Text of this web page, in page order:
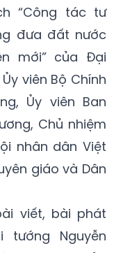
“Công tác tư
đưa đất nước
mới” của Đại
viên Bộ Chính
Ủy viên Ban
Chủ nhiệm
nhân dân Việt
giáo và Dân
viết, bài phát
Nguyễn